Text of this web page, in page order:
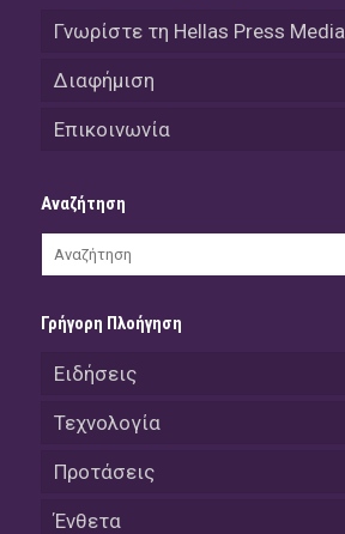
Γνωρίστε τη Hellas Press Media
Διαφήμιση
Επικοινωνία
Αναζήτηση
Γρήγορη Πλοήγηση
Ειδήσεις
Τεχνολογία
Προτάσεις
Ένθετα